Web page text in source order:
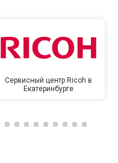
Сервисный центр Ricoh в
Екатеринбурге